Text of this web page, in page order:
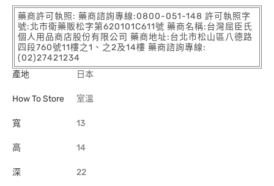
藥商許可執照: 藥商諮詢專線:0800-051-148 許可執照字
號:北市衛藥販松字第620101C611號 藥商名稱:台灣屈臣氏
個人用品商店股份有限公司 藥商地址:台北市松山區八德路
四段760號11樓之1、之2及14樓 藥商諮詢專線:
(02)27421234
產地
日本
How To Store 室溫
寬 13
高 14
深 22